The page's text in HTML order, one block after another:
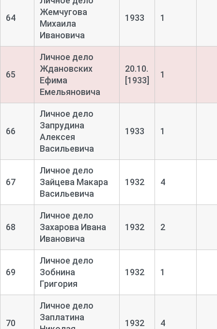
64
Жемчугова
Михаила
Ивановича
1933 1
65
Личное дело
Ждановских
Ефима
Емельяновича
20.10.
[1933]
1
66
Личное дело
Запрудина
Алексея
Васильевича
1933 1
67
Личное дело
Зайцева Макара
Васильевича
1932 4
68
Личное дело
Захарова Ивана
Ивановича
1932 2
69
Личное дело
Зобнина
Григория
1932 1
70
Личное дело
Заплатина
1932 4